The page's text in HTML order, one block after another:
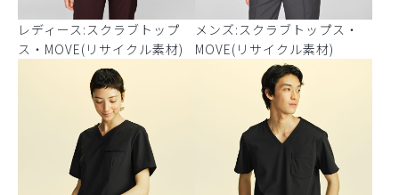
レディース:スクラブトップ
ス・MOVE(リサイクル素材)
メンズ:スクラブトップス・
MOVE(リサイクル素材)